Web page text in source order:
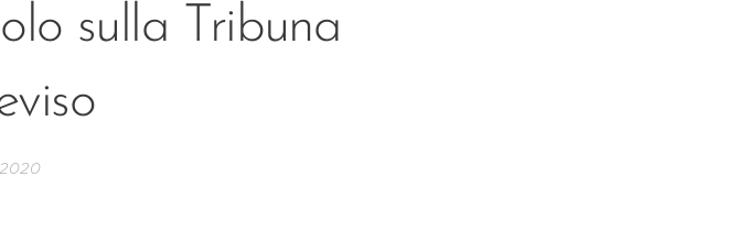
sulla Tribuna